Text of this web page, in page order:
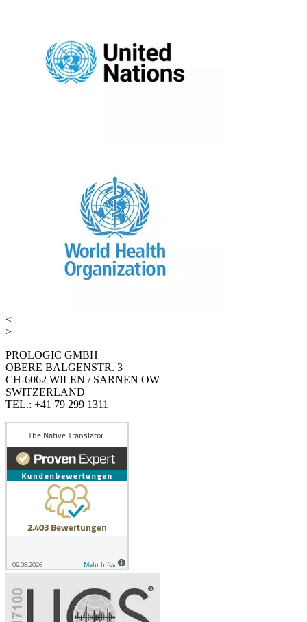
<
>
PROLOGIC GMBH
OBERE BALGENSTR. 3
CH-6062 WILEN / SARNEN OW
SWITZERLAND
TEL.: +41 79 299 1311